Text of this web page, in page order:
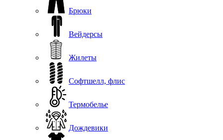
Брюки
Вейдерсы
Жилеты
Софтшелл, флис
Термобелье
Дождевики